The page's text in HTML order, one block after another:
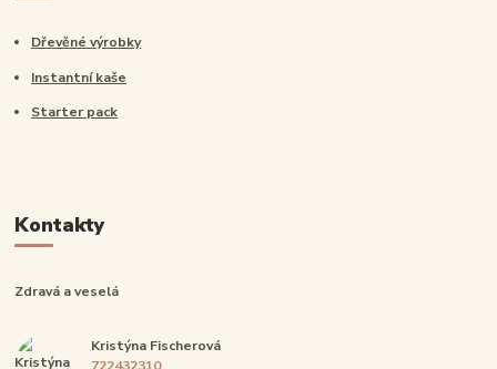
Dřevěné výrobky
Instantní kaše
Starter pack
Kontakty
Zdravá a veselá
Kristýna Fischerová